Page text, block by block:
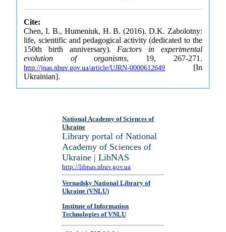
Cite:
Chen, I. B., Humeniuk, H. B. (2016). D.K. Zabolotny:
life, scientific and pedagogical activity (dedicated to the
150th birth anniversary). Factors in experimental
evolution of organisms, 19, 267-271.
http://jnas.nbuv.gov.ua/article/UJRN-0000612649 [In
Ukrainian].
National Academy of Sciences of
Ukraine
Library portal of National
Academy of Sciences of
Ukraine | LibNAS
http://libnas.nbuv.gov.ua
Vernadsky National Library of
Ukraine (VNLU)
Institute of Information
Technologies of VNLU